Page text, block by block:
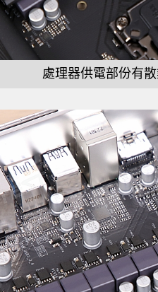
處理器供電部份有